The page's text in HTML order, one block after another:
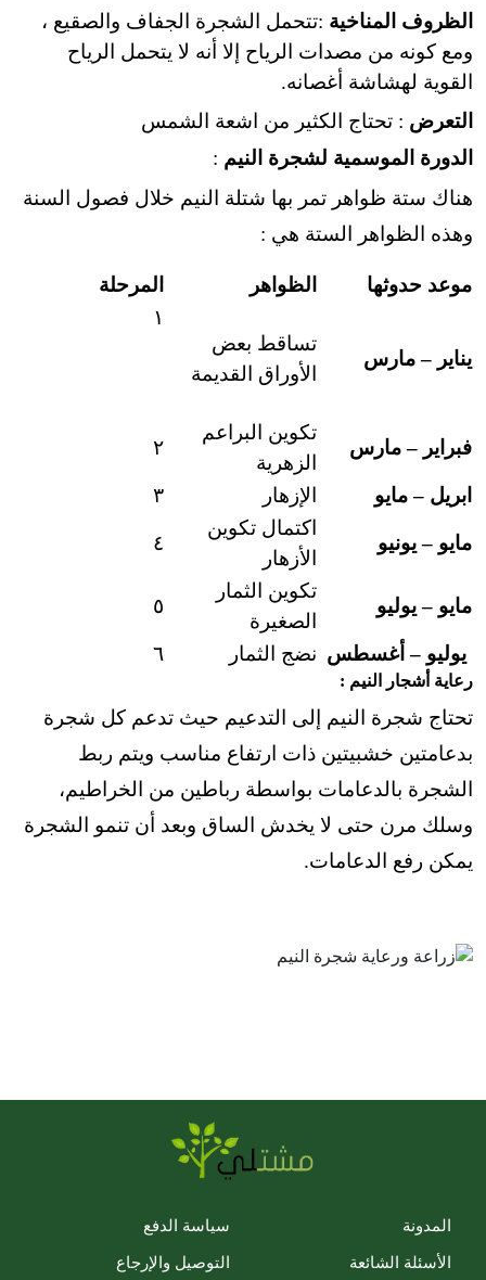
الظروف المناخية :تتحمل الشجرة الجفاف والصقيع ،
ومع كونه من مصدات الرياح إلا أنه لا يتحمل الرياح
القوية لهشاشة أغصانه.
التعرض : تحتاج الكثير من اشعة الشمس
الدورة الموسمية لشجرة النيم :
هناك ستة ظواهر تمر بها شتلة النيم خلال فصول السنة
وهذه الظواهر الستة هي :
موعد حدوثها الظواهر المرحلة
يناير – مارس
تساقط بعض
الأوراق القديمة
١
فبراير – مارس
تكوين البراعم
الزهرية
٢
ابريل – مايو الإزهار ٣
مايو – يونيو
اكتمال تكوين
الأزهار
٤
مايو – يوليو
تكوين الثمار
الصغيرة
٥
يوليو – أغسطس نضج الثمار ٦
رعاية أشجار النيم :
تحتاج شجرة النيم إلى التدعيم حيث تدعم كل شجرة
بدعامتين خشبيتين ذات ارتفاع مناسب ويتم ربط
الشجرة بالدعامات بواسطة رباطين من الخراطيم،
وسلك مرن حتى لا يخدش الساق وبعد أن تنمو الشجرة
يمكن رفع الدعامات.
المدونة
الأسئلة الشائعة
سياسة الدفع
التوصيل والإرجاع